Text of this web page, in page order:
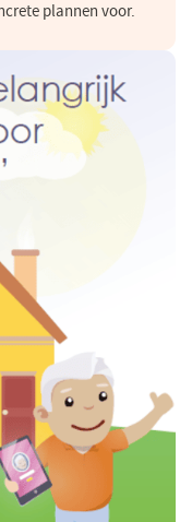
plannen voor.